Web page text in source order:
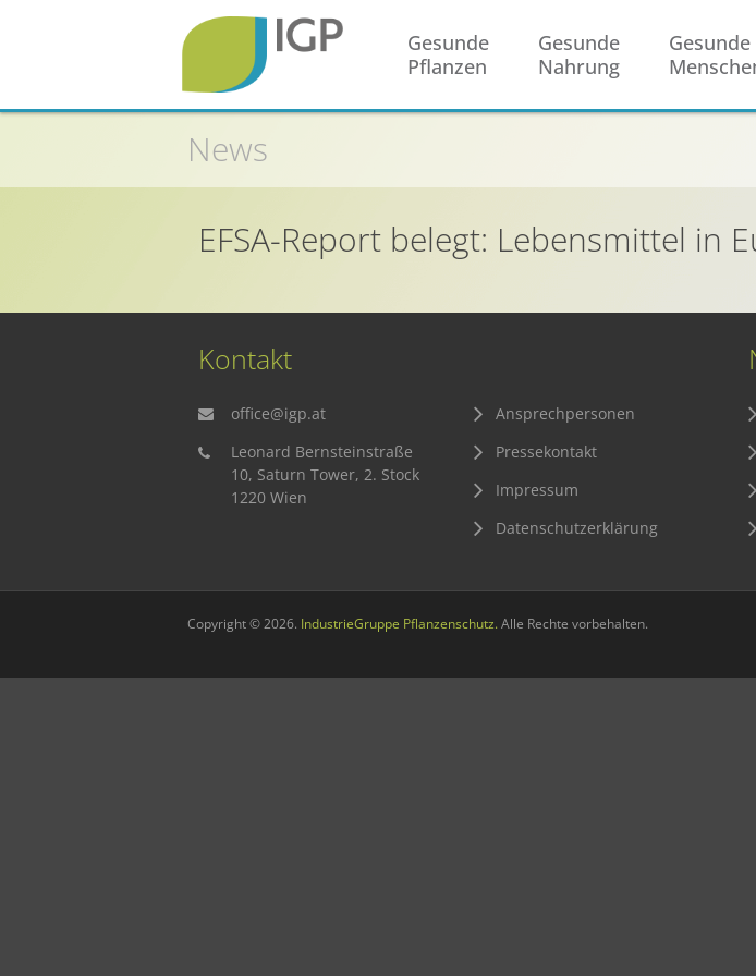
Startseite
In der Landwirtschaft
Integrierter Pflanzenschutz
Geschichte des Pflanzenschutzes
Forschung & Entwicklung
Nutzen von Pflanzenschutzmitteln
Gepflegtes Eigenheim
Gesunde
Pflanzen
Gesunde
Nahrung
Gesunde
News
EFSA-Report belegt: Lebensmittel in
Kontakt
office@igp.at
Leonard Bernsteinstraße
10, Saturn Tower, 2. Stock
1220 Wien
Ansprechpersonen
Pressekontakt
Impressum
Datenschutzerklärung
Copyright © 2026. IndustrieGruppe Pflanzenschutz. Alle Rechte vorbehalten.